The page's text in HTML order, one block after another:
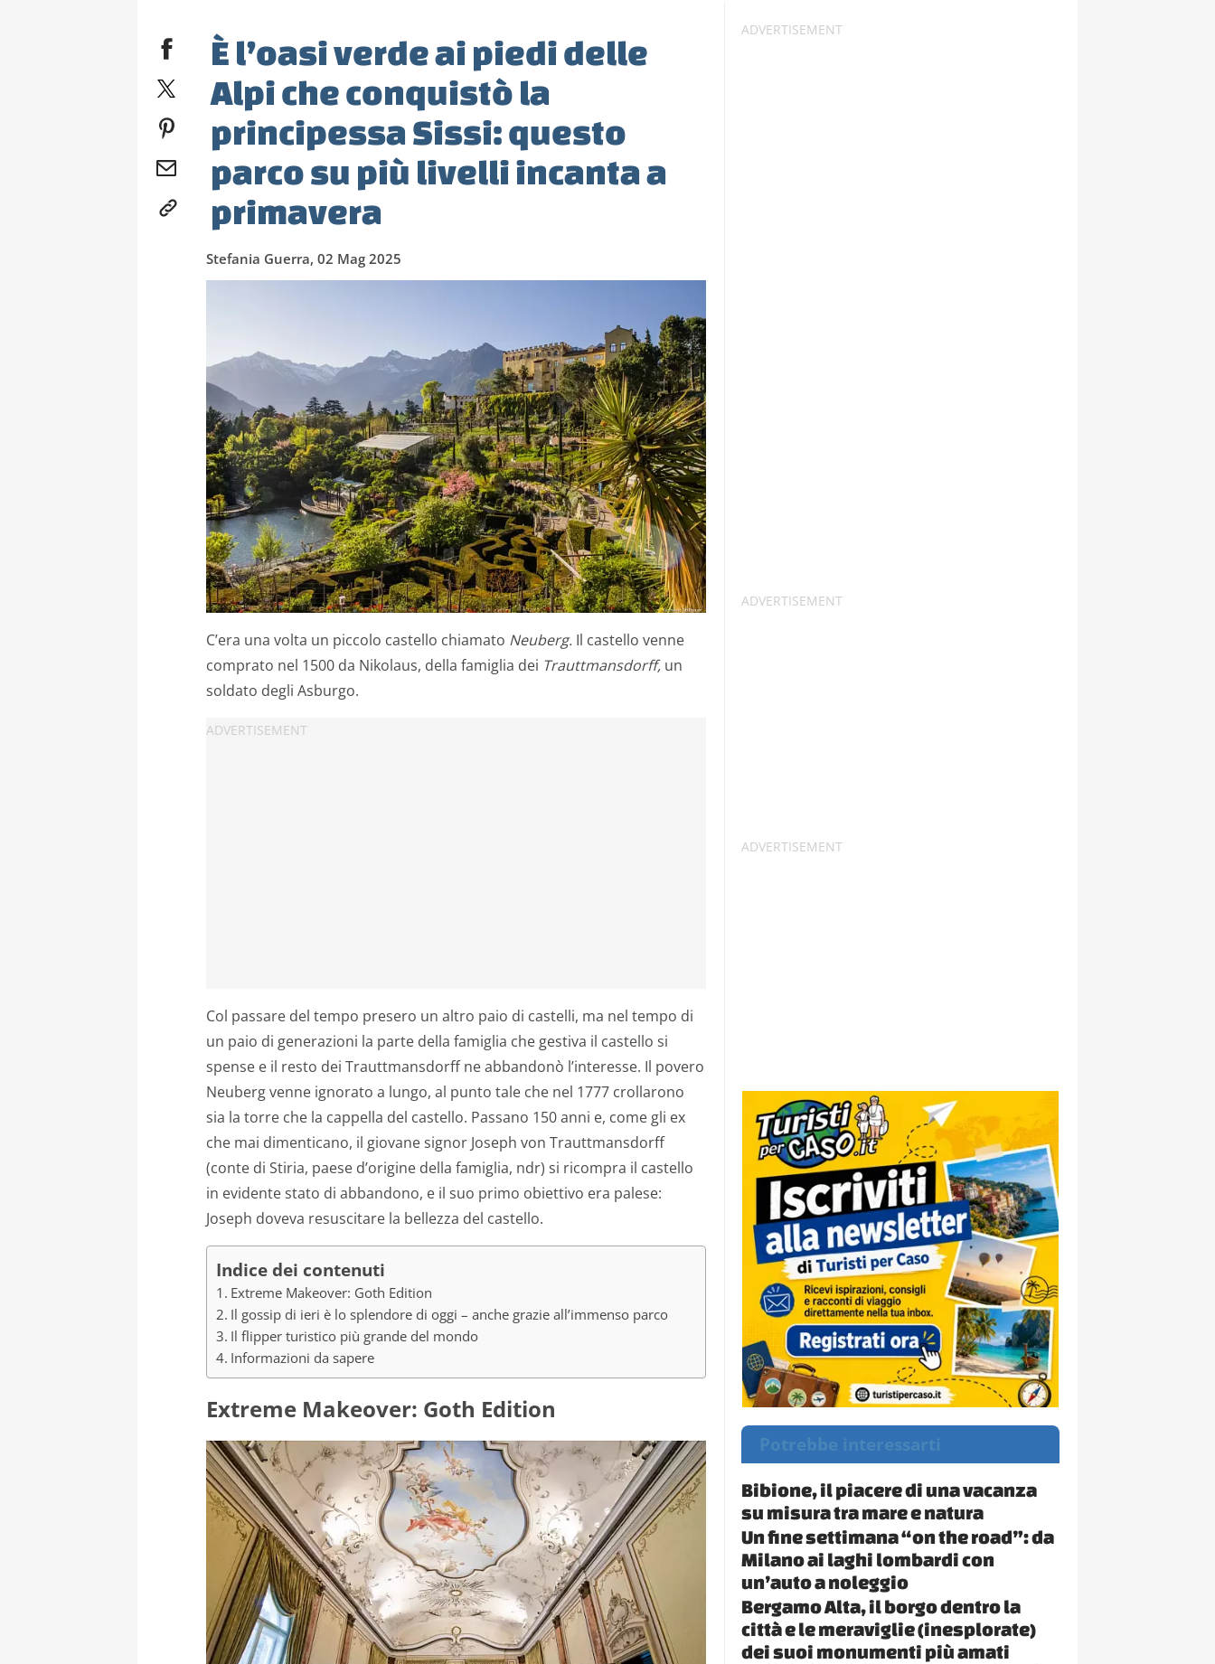
È l’oasi verde ai piedi delle
Alpi che conquistò la
principessa Sissi: questo
parco su più livelli incanta a
primavera
Stefania Guerra, 02 Mag 2025
C’era una volta un piccolo castello chiamato Neuberg. Il castello venne
comprato nel 1500 da Nikolaus, della famiglia dei Trauttmansdorff, un
soldato degli Asburgo.
Col passare del tempo presero un altro paio di castelli, ma nel tempo di
un paio di generazioni la parte della famiglia che gestiva il castello si
spense e il resto dei Trauttmansdorff ne abbandonò l’interesse. Il povero
Neuberg venne ignorato a lungo, al punto tale che nel 1777 crollarono
sia la torre che la cappella del castello. Passano 150 anni e, come gli ex
che mai dimenticano, il giovane signor Joseph von Trauttmansdorff
(conte di Stiria, paese d’origine della famiglia, ndr) si ricompra il castello
in evidente stato di abbandono, e il suo primo obiettivo era palese:
Joseph doveva resuscitare la bellezza del castello.
Indice dei contenuti
Extreme Makeover: Goth Edition
Il gossip di ieri è lo splendore di oggi – anche grazie all’immenso parco
Il flipper turistico più grande del mondo
Informazioni da sapere
Extreme Makeover: Goth Edition
Potrebbe interessarti
Bibione, il piacere di una vacanza
su misura tra mare e natura
Un fine settimana “on the road”: da
Milano ai laghi lombardi con
un’auto a noleggio
Bergamo Alta, il borgo dentro la
città e le meraviglie (inesplorate)
dei suoi monumenti più amati